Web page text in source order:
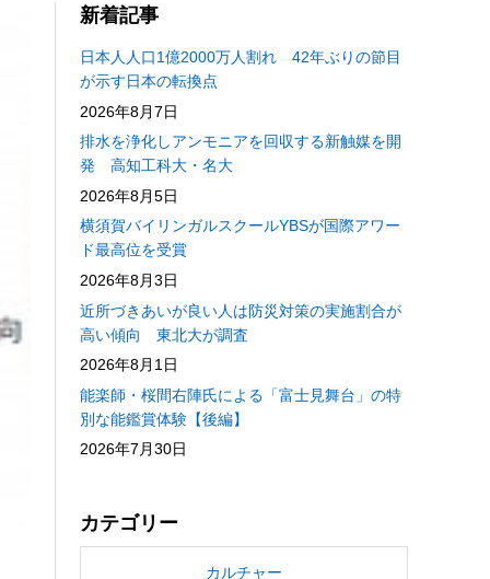
新着記事
日本人人口1億2000万人割れ 42年ぶりの節目
が示す日本の転換点
2026年8月7日
排水を浄化しアンモニアを回収する新触媒を開
発 高知工科大・名大
2026年8月5日
横須賀バイリンガルスクールYBSが国際アワー
ド最高位を受賞
2026年8月3日
近所づきあいが良い人は防災対策の実施割合が
高い傾向 東北大が調査
2026年8月1日
能楽師・桜間右陣氏による「富士見舞台」の特
別な能鑑賞体験【後編】
2026年7月30日
カテゴリー
カルチャー